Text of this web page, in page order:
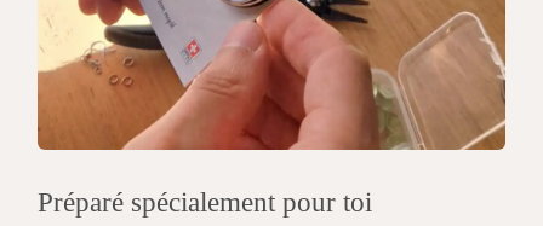
Préparé spécialement pour toi